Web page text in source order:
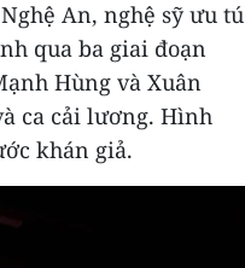
An, nghệ sỹ ưu tú
qua ba giai đoạn
Hùng và Xuân
ca cải lương. Hình
khán giả.